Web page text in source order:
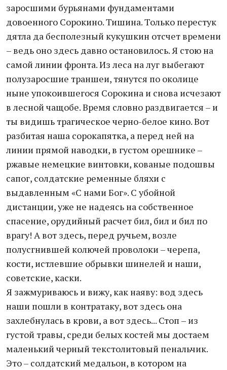
заросшими бурьянами фундаментами
довоенного Сорокино. Тишина. Только перестук
дятла да бесполезный кукушкин отсчет времени
– ведь оно здесь давно остановилось. Я стою на
самой линии фронта. Из леса на луг выбегают
полузаросшие траншеи, тянутся по околице
ныне упокоившегося Сорокина и снова исчезают
в лесной чащобе. Время словно раздвигается – и
ты видишь трагическое черно-белое кино. Вот
разбитая наша сорокапятка, а перед ней на
линии прямой наводки, в густом орешнике –
ржавые немецкие винтовки, кованые подошвы
сапог, солдатские ременные бляхи с
выдавленным «С нами Бог». С убойной
дистанции, уже не надеясь на собственное
спасение, орудийный расчет бил, бил и бил по
врагу! А вот здесь, перед ручьем, возле
полусгнившей колючей проволоки – черепа,
кости, истлевшие обрывки шинелей и наши,
советские, каски.
Я зажмуриваюсь и вижу, как наяву: вод здесь
наши пошли в контратаку, вот здесь она
захлебнулась в крови, а вот здесь... Стоп – из
густой травы, среди белых костей мы достаем
маленький черный текстолитовый пенальчик.
Это – солдатский медальон, в котором на